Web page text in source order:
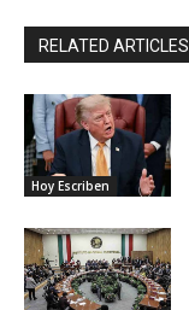
RELATED ARTICLES
Hoy Escriben